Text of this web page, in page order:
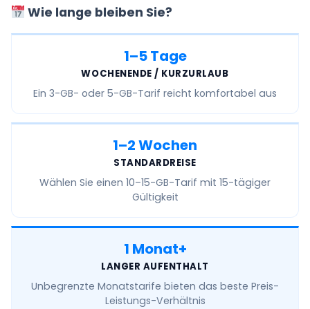
Wie lange bleiben Sie?
1–5 Tage
WOCHENENDE / KURZURLAUB
Ein 3-GB- oder 5-GB-Tarif reicht komfortabel aus
1–2 Wochen
STANDARDREISE
Wählen Sie einen 10–15-GB-Tarif mit 15-tägiger
Gültigkeit
1 Monat+
LANGER AUFENTHALT
Unbegrenzte Monatstarife bieten das beste Preis-
Leistungs-Verhältnis